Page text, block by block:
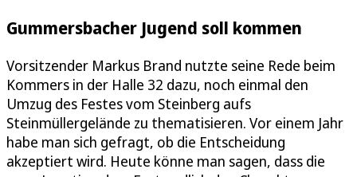
Gummersbacher Jugend soll kommen
Vorsitzender Markus Brand nutzte seine Rede beim
Kommers in der Halle 32 dazu, noch einmal den
Umzug des Festes vom Steinberg aufs
Steinmüllergelände zu thematisieren. Vor einem Jahr
habe man sich gefragt, ob die Entscheidung
akzeptiert wird. Heute könne man sagen, dass die